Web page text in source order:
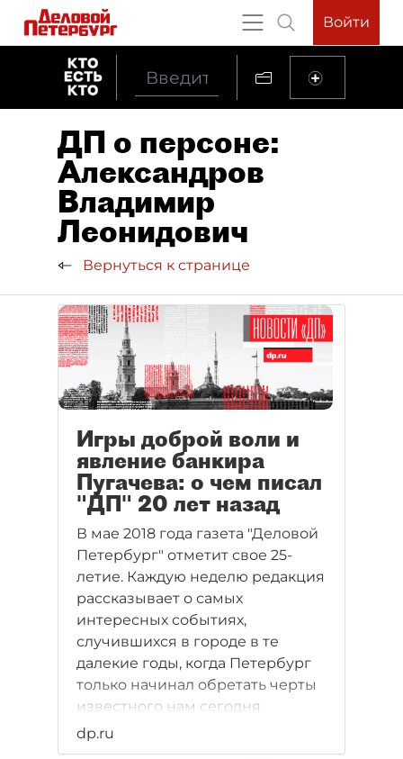
Войти
ДП о персоне:
Александров
Владимир
Леонидович
Вернуться к странице
Игры доброй воли и
явление банкира
Пугачева: о чем писал
"ДП" 20 лет назад
В мае 2018 года газета "Деловой
Петербург" отметит свое 25-
летие. Каждую неделю редакция
рассказывает о самых
интересных событиях,
случившихся в городе в те
далекие годы, когда Петербург
только начинал обретать черты
известного нам сегодня
мегаполиса и центра деловой
жизни. Многие имена и
dp.ru